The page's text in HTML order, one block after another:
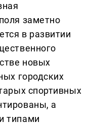
заметно
в развитии
новых
городских
спортивных
а
типами